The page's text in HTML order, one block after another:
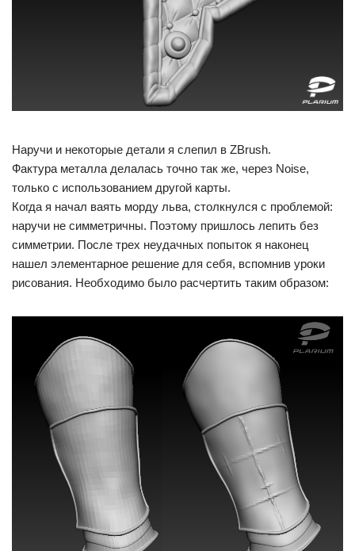
Наручи и некоторые детали я слепил в ZBrush.
Фактура металла делалась точно так же, через Noise,
только с использованием другой карты.
Когда я начал ваять морду льва, столкнулся с проблемой:
наручи не симметричны. Поэтому пришлось лепить без
симметрии. После трех неудачных попыток я наконец
нашел элементарное решение для себя, вспомнив уроки
рисования. Необходимо было расчертить таким образом: